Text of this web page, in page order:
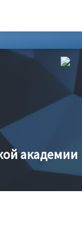
академии